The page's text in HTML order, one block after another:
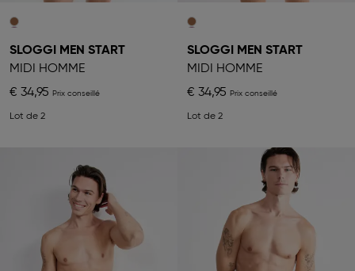
SLOGGI MEN START
MIDI HOMME
€ 34,95
Lot de 2
SLOGGI MEN START
MIDI HOMME
€ 34,95
Lot de 2